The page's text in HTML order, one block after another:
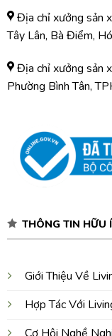
Địa chỉ xưởng sản
Tây Lân, Bà Điểm,
Địa chỉ xưởng sản
Phường Bình Tân,
THÔNG TIN HỮU
Giới Thiệu Về
Hợp Tác Với
Cơ Hội Nghề